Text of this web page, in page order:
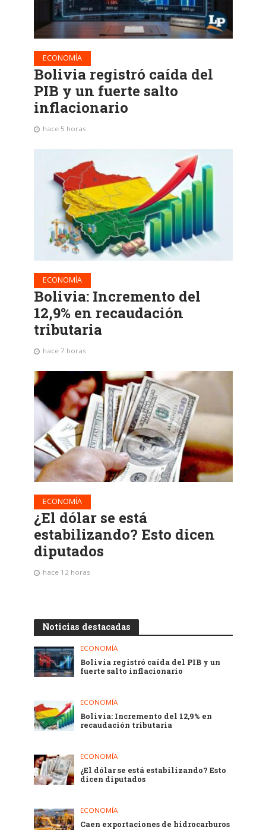
ECONOMÍA
Bolivia registró caída del
PIB y un fuerte salto
inflacionario
hace 5 horas
ECONOMÍA
Bolivia: Incremento del
12,9% en recaudación
tributaria
hace 7 horas
ECONOMÍA
¿El dólar se está
estabilizando? Esto dicen
diputados
hace 12 horas
Noticias destacadas
ECONOMÍA
Bolivia registró caída del PIB y un
fuerte salto inflacionario
ECONOMÍA
Bolivia: Incremento del 12,9% en
recaudación tributaria
ECONOMÍA
¿El dólar se está estabilizando? Esto
dicen diputados
ECONOMÍA
Caen exportaciones de hidrocarburos